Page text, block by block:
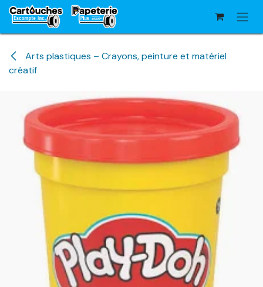
Se rendre au contenu
Arts plastiques – Crayons, peinture et matériel
créatif